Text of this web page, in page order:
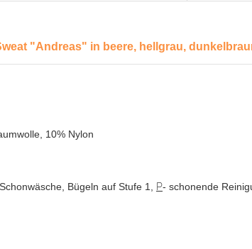
"Andreas" in beere, hellgrau,
10% Nylon
Bügeln auf Stufe 1, P- schonende